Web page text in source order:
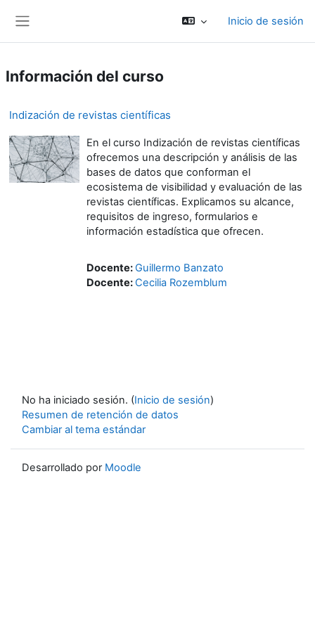
Inicio de sesión
Información del curso
Indización de revistas científicas
En el curso Indización de revistas científicas
ofrecemos una descripción y análisis de las
bases de datos que conforman el
ecosistema de visibilidad y evaluación de las
revistas científicas. Explicamos su alcance,
requisitos de ingreso, formularios e
información estadística que ofrecen.
Docente:Guillermo Banzato
Docente:Cecilia Rozemblum
No ha iniciado sesión. (Inicio de sesión)
Resumen de retención de datos
Cambiar al tema estándar
Desarrollado por Moodle